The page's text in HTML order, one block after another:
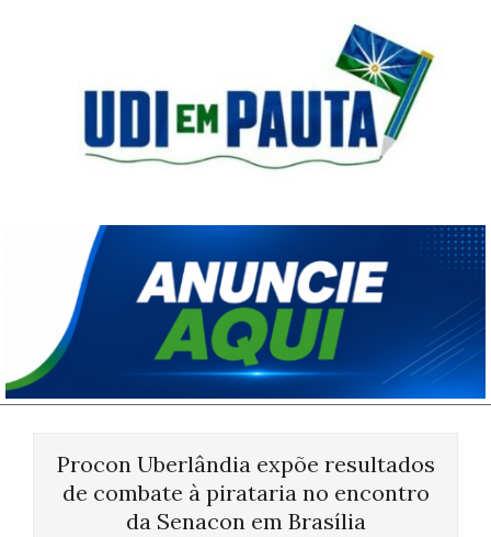
Pauta
Procon Uberlândia expõe resultados
de combate à pirataria no encontro
da Senacon em Brasília